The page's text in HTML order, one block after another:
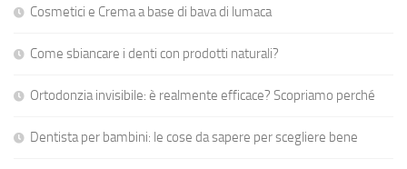
Cosmetici e Crema a base di bava di lumaca
Come sbiancare i denti con prodotti naturali?
Ortodonzia invisibile: è realmente efficace? Scopriamo perché
Dentista per bambini: le cose da sapere per scegliere bene